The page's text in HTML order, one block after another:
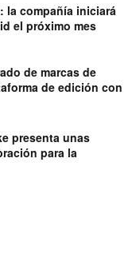
la compañía iniciará
el próximo mes
de marcas de
de edición con
presenta unas
para la